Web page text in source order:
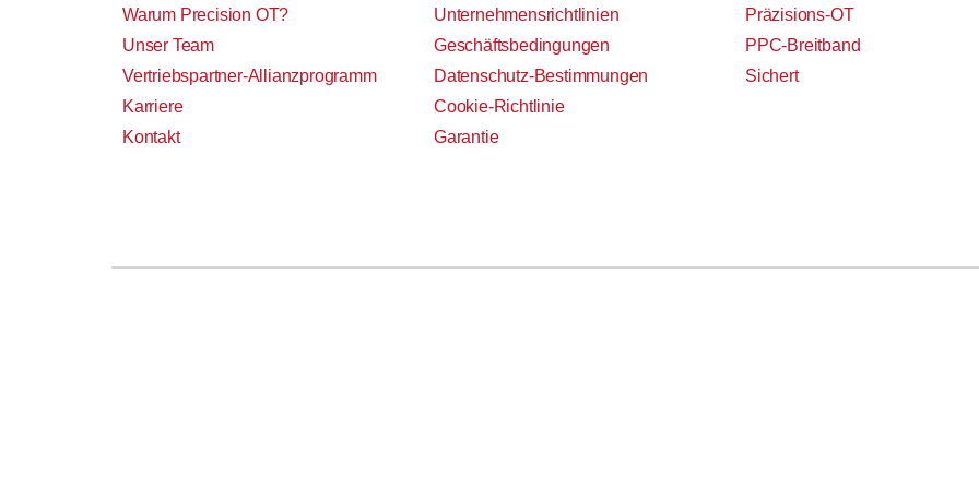
Warum Precision OT?
Unser Team
Vertriebspartner-Allianzprogramm
Karriere
Kontakt
Unternehmensrichtlinien
Geschäftsbedingungen
Datenschutz-Bestimmungen
Cookie-Richtlinie
Garantie
Präzisions-OT
PPC-Breitband
Sichert